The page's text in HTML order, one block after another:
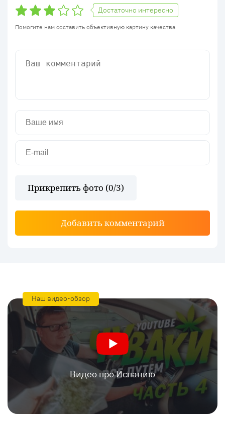
Достаточно интересно
Помогите нам составить объективную картину качества
Прикрепить фото (0/3)
Добавить комментарий
Наш видео-обзор
Видео про Испанию